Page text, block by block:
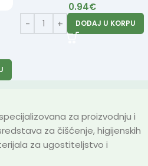
0.94€
DODAJ U KORPU
za proizvodnju i
za čišćenje, higijenskih
za ugostiteljstvo i